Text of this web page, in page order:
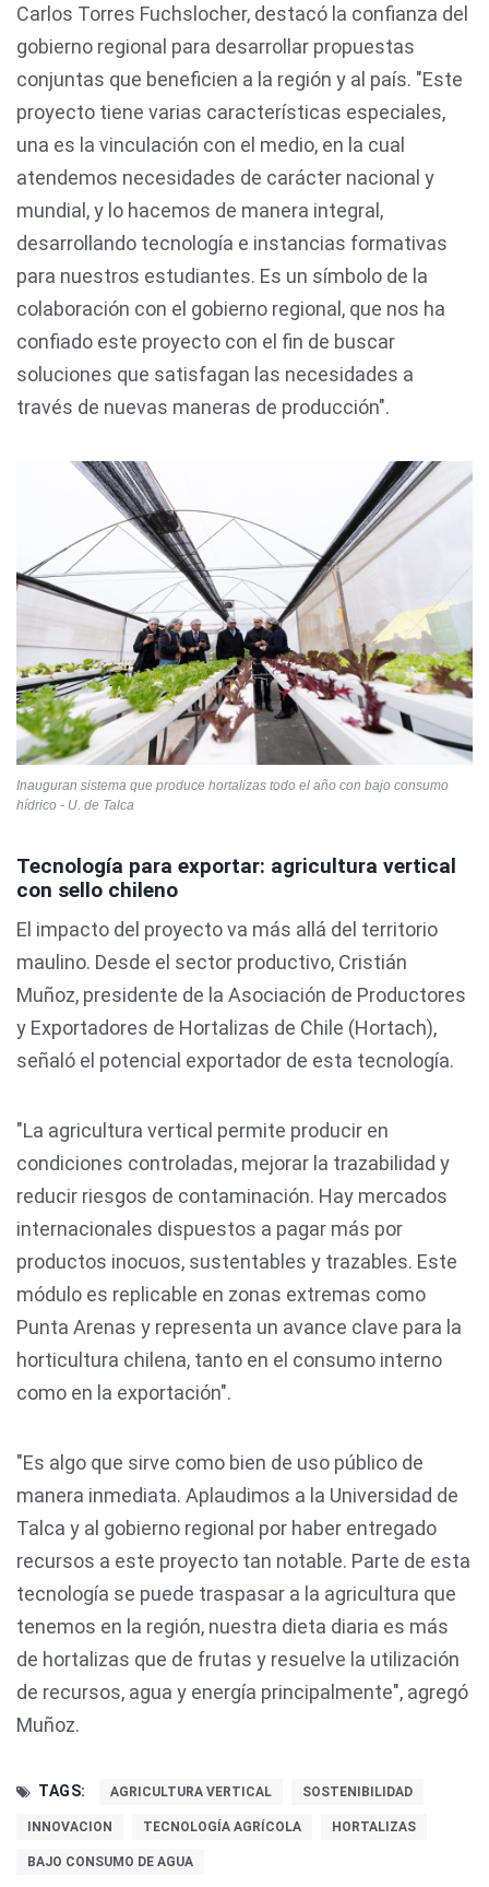
Carlos Torres Fuchslocher, destacó la confianza del
gobierno regional para desarrollar propuestas
conjuntas que beneficien a la región y al país. "Este
proyecto tiene varias características especiales,
una es la vinculación con el medio, en la cual
atendemos necesidades de carácter nacional y
mundial, y lo hacemos de manera integral,
desarrollando tecnología e instancias formativas
para nuestros estudiantes. Es un símbolo de la
colaboración con el gobierno regional, que nos ha
confiado este proyecto con el fin de buscar
soluciones que satisfagan las necesidades a
través de nuevas maneras de producción".
Inauguran sistema que produce hortalizas todo el año con bajo consumo
hídrico - U. de Talca
Tecnología para exportar: agricultura vertical
con sello chileno
El impacto del proyecto va más allá del territorio
maulino. Desde el sector productivo, Cristián
Muñoz, presidente de la Asociación de Productores
y Exportadores de Hortalizas de Chile (Hortach),
señaló el potencial exportador de esta tecnología.
"La agricultura vertical permite producir en
condiciones controladas, mejorar la trazabilidad y
reducir riesgos de contaminación. Hay mercados
internacionales dispuestos a pagar más por
productos inocuos, sustentables y trazables. Este
módulo es replicable en zonas extremas como
Punta Arenas y representa un avance clave para la
horticultura chilena, tanto en el consumo interno
como en la exportación".
"Es algo que sirve como bien de uso público de
manera inmediata. Aplaudimos a la Universidad de
Talca y al gobierno regional por haber entregado
recursos a este proyecto tan notable. Parte de esta
tecnología se puede traspasar a la agricultura que
tenemos en la región, nuestra dieta diaria es más
de hortalizas que de frutas y resuelve la utilización
de recursos, agua y energía principalmente", agregó
Muñoz.
TAGS: AGRICULTURA VERTICAL SOSTENIBILIDAD
INNOVACION TECNOLOGÍA AGRÍCOLA HORTALIZAS
BAJO CONSUMO DE AGUA